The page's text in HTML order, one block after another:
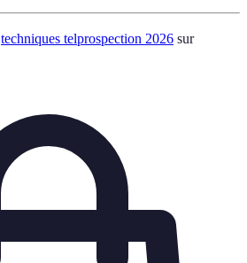
techniques telprospection 2026 sur